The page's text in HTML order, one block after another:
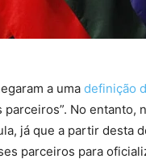
a uma definição
parceiros”. No
já que a partir desta
parceiros para